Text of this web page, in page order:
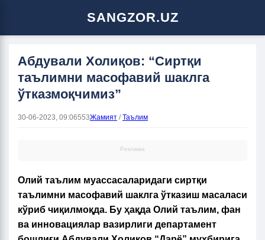
SANGZOR.UZ
Абдували Холиқов: “Сиртқи
таълимни масофавий шаклга
ўтказмоқчимиз”
30-06-2023, 09:06553Жамият /Таълим
Реклама
Олий таълим муассасаларидаги сиртқи
таълимни масофавий шаклга ўтказиш масаласи
кўриб чиқилмоқда. Бу ҳақда Олий таълим, фан
ва инновациялар вазирлиги департамент